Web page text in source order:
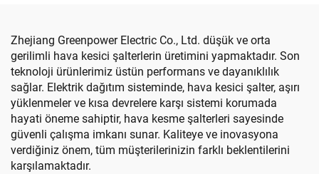
Zhejiang Greenpower Electric Co., Ltd. düşük ve orta
gerilimli hava kesici şalterlerin üretimini yapmaktadır. Son
teknoloji ürünlerimiz üstün performans ve dayanıklılık
sağlar. Elektrik dağıtım sisteminde, hava kesici şalter, aşırı
yüklenmeler ve kısa devrelere karşı sistemi korumada
hayati öneme sahiptir, hava kesme şalterleri sayesinde
güvenli çalışma imkanı sunar. Kaliteye ve inovasyona
verdiğiniz önem, tüm müşterilerinizin farklı beklentilerini
karşılamaktadır.